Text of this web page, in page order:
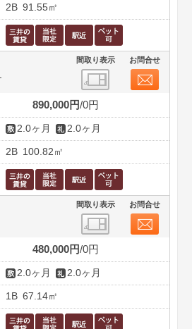
2B 91.55㎡
間取り表示 お問合せ
890,000円 0円
2.0ヶ月 2.0ヶ月
2B 100.82㎡
間取り表示 お問合せ
480,000円 0円
2.0ヶ月 2.0ヶ月
1B 67.14㎡